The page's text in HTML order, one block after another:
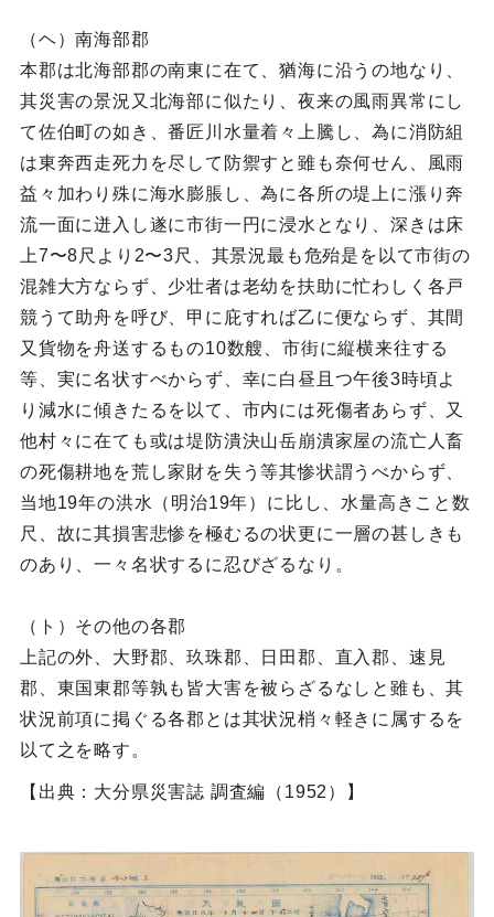
（ヘ）南海部郡
本郡は北海部郡の南東に在て、猶海に沿うの地なり、
其災害の景況又北海部に似たり、夜来の風雨異常にし
て佐伯町の如き、番匠川水量着々上騰し、為に消防組
は東奔西走死力を尽して防禦すと雖も奈何せん、風雨
益々加わり殊に海水膨脹し、為に各所の堤上に漲り奔
流一面に迸入し遂に市街一円に浸水となり、深きは床
上7〜8尺より2〜3尺、其景況最も危殆是を以て市街の
混雑大方ならず、少壮者は老幼を扶助に忙わしく各戸
競うて助舟を呼び、甲に庇すれば乙に便ならず、其間
又貨物を舟送するもの10数艘、市街に縦横来往する
等、実に名状すべからず、幸に白昼且つ午後3時頃よ
り減水に傾きたるを以て、市内には死傷者あらず、又
他村々に在ても或は堤防潰決山岳崩潰家屋の流亡人畜
の死傷耕地を荒し家財を失う等其惨状謂うべからず、
当地19年の洪水（明治19年）に比し、水量高きこと数
尺、故に其損害悲惨を極むるの状更に一層の甚しきも
のあり、一々名状するに忍びざるなり。
（ト）その他の各郡
上記の外、大野郡、玖珠郡、日田郡、直入郡、速見
郡、東国東郡等孰も皆大害を被らざるなしと雖も、其
状況前項に掲ぐる各郡とは其状況梢々軽きに属するを
以て之を略す。
【出典：大分県災害誌 調査編（1952）】